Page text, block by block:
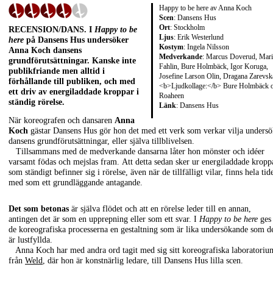
Happy to be here av Anna Koch
Scen: Dansens Hus
Ort: Stockholm
Ljus: Erik Westerlund
Kostym: Ingela Nilsson
Medverkande: Marcus Doverud,
Fahlin, Bure Holmbäck, Igor Koruga,
Josefine Larson Olin, Dragana
<b>Ljudkollage:</b> Bure Holmbäck
Roaheen
Länk: Dansens Hus
RECENSION/DANS. I Happy to be
here på Dansens Hus undersöker
Anna Koch dansens
grundförutsättningar. Kanske inte
publikfriande men alltid i
förhållande till publiken, och med
ett driv av energiladdade kroppar i
ständig rörelse.
När koreografen och dansaren Anna
Koch gästar Dansens Hus gör hon det med ett verk som verkar vilja
dansens grundförutsättningar, eller själva tillblivelsen.
Tillsammans med de medverkande dansarna låter hon mönster och idéer
varsamt födas och mejslas fram. Att detta sedan sker ur energiladdade
som ständigt befinner sig i rörelse, även när de tillfälligt vilar, finns hela
med som ett grundläggande antagande.
Det som betonas är själva flödet och att en rörelse leder till en annan,
antingen det är som en upprepning eller som ett svar. I Happy to be here ges
de koreografiska processerna en gestaltning som är lika undersökande som
är lustfyllda.
Anna Koch har med andra ord tagit med sig sitt koreografiska
från Weld, där hon är konstnärlig ledare, till Dansens Hus lilla scen.